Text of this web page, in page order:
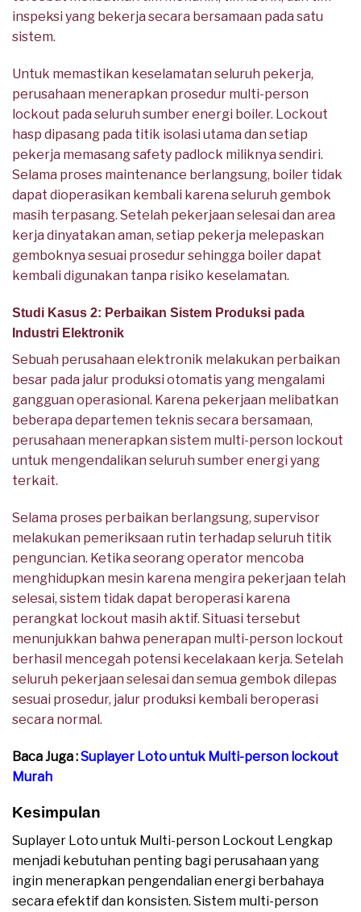
inspeksi yang bekerja secara bersamaan pada satu
sistem.
Untuk memastikan keselamatan seluruh pekerja,
perusahaan menerapkan prosedur multi-person
lockout pada seluruh sumber energi boiler. Lockout
hasp dipasang pada titik isolasi utama dan setiap
pekerja memasang safety padlock miliknya sendiri.
Selama proses maintenance berlangsung, boiler tidak
dapat dioperasikan kembali karena seluruh gembok
masih terpasang. Setelah pekerjaan selesai dan area
kerja dinyatakan aman, setiap pekerja melepaskan
gemboknya sesuai prosedur sehingga boiler dapat
kembali digunakan tanpa risiko keselamatan.
Studi Kasus 2: Perbaikan Sistem Produksi pada
Industri Elektronik
Sebuah perusahaan elektronik melakukan perbaikan
besar pada jalur produksi otomatis yang mengalami
gangguan operasional. Karena pekerjaan melibatkan
beberapa departemen teknis secara bersamaan,
perusahaan menerapkan sistem multi-person lockout
untuk mengendalikan seluruh sumber energi yang
terkait.
Selama proses perbaikan berlangsung, supervisor
melakukan pemeriksaan rutin terhadap seluruh titik
penguncian. Ketika seorang operator mencoba
menghidupkan mesin karena mengira pekerjaan telah
selesai, sistem tidak dapat beroperasi karena
perangkat lockout masih aktif. Situasi tersebut
menunjukkan bahwa penerapan multi-person lockout
berhasil mencegah potensi kecelakaan kerja. Setelah
seluruh pekerjaan selesai dan semua gembok dilepas
sesuai prosedur, jalur produksi kembali beroperasi
secara normal.
Baca Juga :Suplayer Loto untuk Multi-person lockout
Murah
Kesimpulan
Suplayer Loto untuk Multi-person Lockout Lengkap
menjadi kebutuhan penting bagi perusahaan yang
ingin menerapkan pengendalian energi berbahaya
secara efektif dan konsisten. Sistem multi-person